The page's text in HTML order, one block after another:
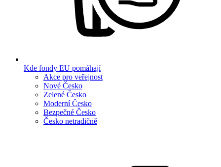
Kde fondy EU pomáhají
Akce pro veřejnost
Nové Česko
Zelené Česko
Moderní Česko
Bezpečné Česko
Česko netradičně